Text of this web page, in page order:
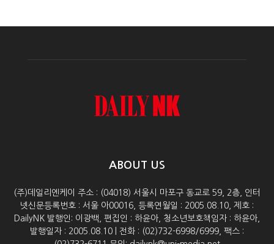
ABOUT US
(주)데일리엔케이 주소 : (04018) 서울시 마포구 동교로 59, 2층, 인터
넷신문등록번호 : 서울 아00016, 등록연월일 : 2005.08.10, 제호 :
DailyNK 발행인: 이광백, 편집인 : 하윤아, 청소년보호책임자 : 하윤아,
발행일자 : 2005.08.10 | 전화 : (02)732-6998/6999, 팩스 :